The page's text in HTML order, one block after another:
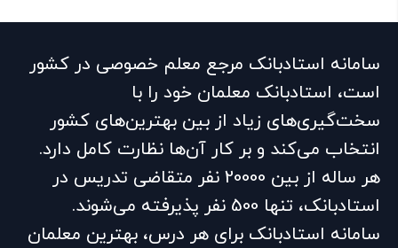
سامانه استادبانک مرجع معلم خصوصی در کشور
است، استادبانک معلمان خود را با
سخت‌گیری‌های زیاد از بین بهترین‌های کشور
انتخاب می‌کند و بر کار آن‌ها نظارت کامل دارد.
هر ساله از بین 20000 نفر متقاضی تدریس در
استادبانک، تنها 500 نفر پذیرفته می‌شوند.
سامانه استادبانک برای هر درس، بهترین معلمان